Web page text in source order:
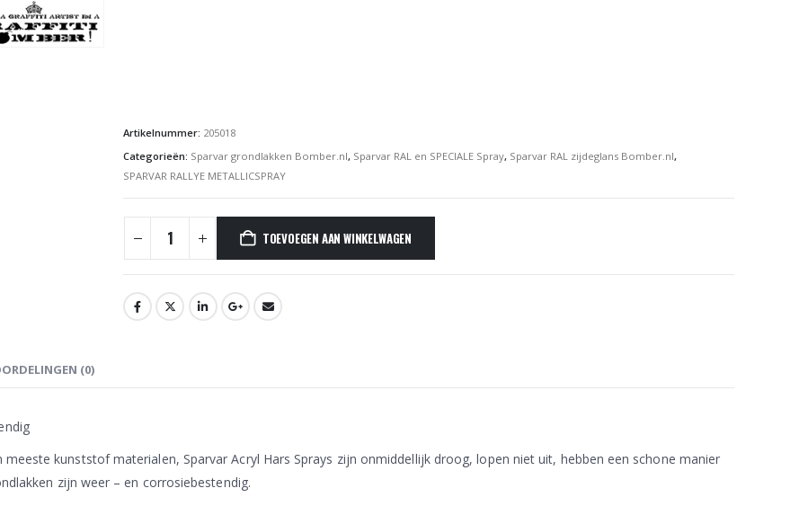
Artikelnummer: 205018
Categorieën: Sparvar grondlakken Bomber.nl, Sparvar RAL en SPECIALE Spray, Sparvar RAL zijdeglans Bomber.nl,
SPARVAR RALLYE METALLICSPRAY
TOEVOEGEN AAN WINKELWAGEN
(0)
kunststof materialen, Sparvar Acryl Hars Sprays zijn onmiddellijk droog, lopen niet uit, hebben een schone manier
zijn weer – en corrosiebestendig.